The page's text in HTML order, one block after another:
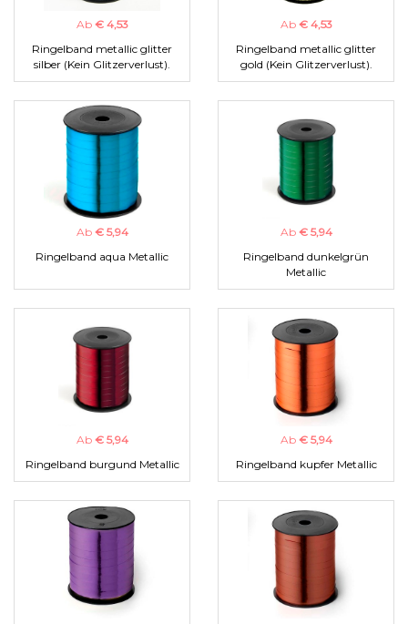
Ab € 4,53
Ringelband metallic glitter
silber (Kein Glitzerverlust).
Ab € 4,53
Ringelband metallic glitter
gold (Kein Glitzerverlust).
Ab € 5,94
Ringelband aqua Metallic
Ab € 5,94
Ringelband dunkelgrün
Metallic
Ab € 5,94
Ringelband burgund Metallic
Ab € 5,94
Ringelband kupfer Metallic